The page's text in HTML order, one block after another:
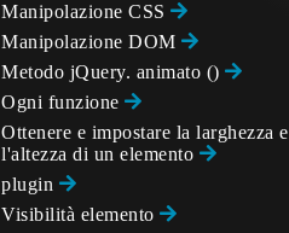
Manipolazione CSS
Manipolazione DOM
Metodo jQuery. animato ()
Ogni funzione
Ottenere e impostare la larghezza e
l'altezza di un elemento
plugin
Visibilità elemento